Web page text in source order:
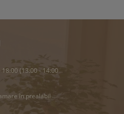
(13:00 - 14:00
în prealabil